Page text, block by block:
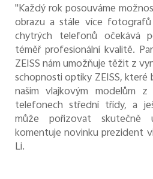
"Každý rok posouváme
obrazu a stále více
chytrých telefonů očekává
téměř profesionální kvalitě.
ZEISS nám umožňuje těžit z
schopnosti optiky ZEISS, které
našim vlajkovým modelům
telefonech střední třídy, a
může pořizovat skutečně
komentuje novinku prezident
Li.